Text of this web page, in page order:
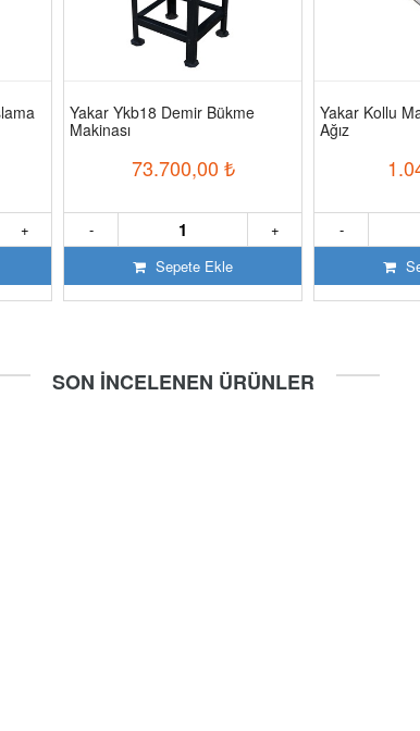
+
Yakar Ykb18 Demir Bükme
Makinası
73.700,00 ₺
+
-
Sepete Ekle
Yakar Kollu
Ağız
-
SON İNCELENEN ÜRÜNLER